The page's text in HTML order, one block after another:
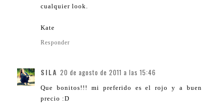
cualquier look.
Kate
Responder
SILA 20 de agosto de 2011 a las 15:46
Que bonitos!!! mi preferido es el rojo y a buen
precio :D